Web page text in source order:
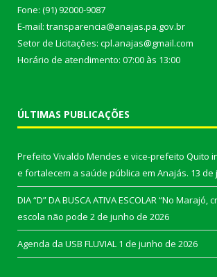
Fone: (91) 92000-9087
E-mail: transparencia@anajas.pa.gov.br
Setor de Licitações: cpl.anajas@gmail.com
Horário de atendimento: 07:00 às 13:00
ÚLTIMAS PUBLICAÇÕES
Prefeito Vivaldo Mendes e vice-prefeito Quito
e fortalecem a saúde pública em Anajás. 13 de
DIA “D” DA BUSCA ATIVA ESCOLAR “No
escola não pode 2 de junho de 2026
Agenda da USB FLUVIAL 1 de junho de 2026